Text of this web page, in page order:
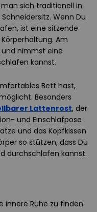
sich traditionell in
Wenn Du
ist eine sitzende
Am
nimmst eine
kannst.
Bett hast,
Besonders
Lattenrost, der
und Einschlafpose
und das Kopfkissen
so stützen, dass Du
durchschlafen kannst.
innere Ruhe zu finden.